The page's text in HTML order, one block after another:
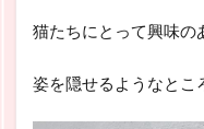
猫たちにとって興味の
姿を隠せるようなとこ